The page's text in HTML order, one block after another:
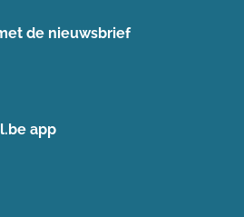
de nieuwsbrief
app